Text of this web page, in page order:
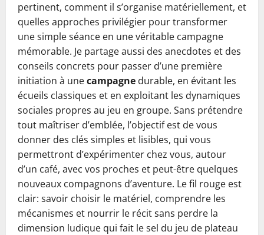
pertinent, comment il s’organise matériellement, et
quelles approches privilégier pour transformer
une simple séance en une véritable campagne
mémorable. Je partage aussi des anecdotes et des
conseils concrets pour passer d’une première
initiation à unecampagne durable, en évitant les
écueils classiques et en exploitant les dynamiques
sociales propres au jeu en groupe. Sans prétendre
tout maîtriser d’emblée, l’objectif est de vous
donner des clés simples et lisibles, qui vous
permettront d’expérimenter chez vous, autour
d’un café, avec vos proches et peut-être quelques
nouveaux compagnons d’aventure. Le fil rouge est
clair: savoir choisir le matériel, comprendre les
mécanismes et nourrir le récit sans perdre la
dimension ludique qui fait le sel du jeu de plateau